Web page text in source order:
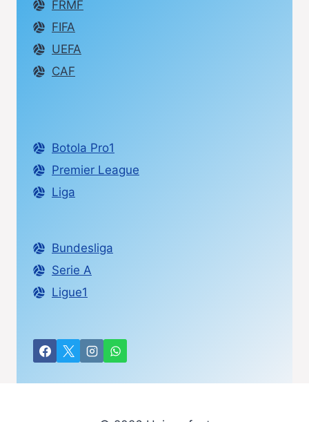
FRMF
FIFA
UEFA
CAF
Botola Pro1
Premier League
Liga
Bundesliga
Serie A
Ligue1